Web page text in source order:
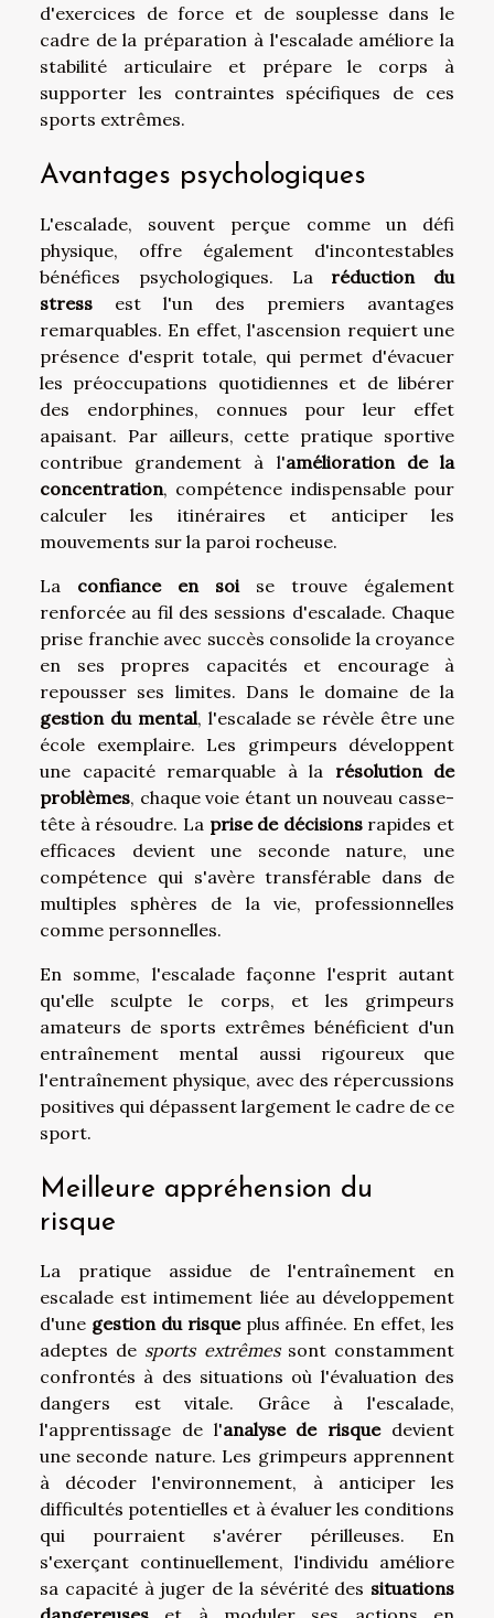
d'exercices de force et de souplesse dans le
cadre de la préparation à l'escalade améliore la
stabilité articulaire et prépare le corps à
supporter les contraintes spécifiques de ces
sports extrêmes.
Avantages psychologiques
L'escalade, souvent perçue comme un défi
physique, offre également d'incontestables
bénéfices psychologiques. La réduction du
stress est l'un des premiers avantages
remarquables. En effet, l'ascension requiert une
présence d'esprit totale, qui permet d'évacuer
les préoccupations quotidiennes et de libérer
des endorphines, connues pour leur effet
apaisant. Par ailleurs, cette pratique sportive
contribue grandement à l'amélioration de la
concentration, compétence indispensable pour
calculer les itinéraires et anticiper les
mouvements sur la paroi rocheuse.
La confiance en soise trouve également
renforcée au fil des sessions d'escalade. Chaque
prise franchie avec succès consolide la croyance
en ses propres capacités et encourage à
repousser ses limites. Dans le domaine de la
gestion du mental, l'escalade se révèle être une
école exemplaire. Les grimpeurs développent
une capacité remarquable à la résolution de
problèmes, chaque voie étant un nouveau casse-
tête à résoudre. La prise de décisionsrapides et
efficaces devient une seconde nature, une
compétence qui s'avère transférable dans de
multiples sphères de la vie, professionnelles
comme personnelles.
En somme, l'escalade façonne l'esprit autant
qu'elle sculpte le corps, et les grimpeurs
amateurs de sports extrêmes bénéficient d'un
entraînement mental aussi rigoureux que
l'entraînement physique, avec des répercussions
positives qui dépassent largement le cadre de ce
sport.
Meilleure appréhension du
risque
La pratique assidue de l'entraînement en
escalade est intimement liée au développement
d'une gestion du risqueplus affinée. En effet, les
adeptes de sports extrêmessont constamment
confrontés à des situations où l'évaluation des
dangers est vitale. Grâce à l'escalade,
l'apprentissage de l'analyse de risquedevient
une seconde nature. Les grimpeurs apprennent
à décoder l'environnement, à anticiper les
difficultés potentielles et à évaluer les conditions
qui pourraient s'avérer périlleuses. En
s'exerçant continuellement, l'individu améliore
sa capacité à juger de la sévérité des situations